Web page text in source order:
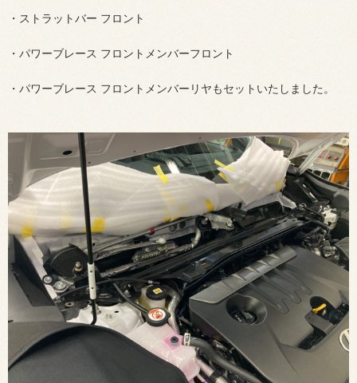
・ストラットバー フロント
・パワーブレース フロントメンバーフロント
・パワーブレース フロントメンバーリヤもセットいたしました。